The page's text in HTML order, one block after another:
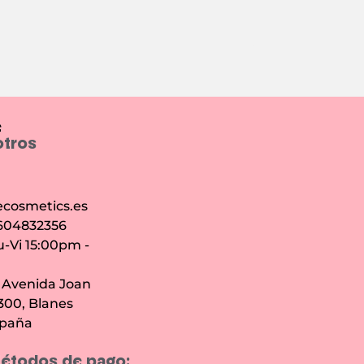
Vi 15:00pm -
Joan
Blanes